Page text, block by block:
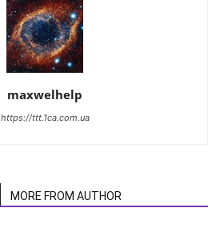
maxwelhelp
https://ttt.1ca.com.ua
MORE FROM AUTHOR